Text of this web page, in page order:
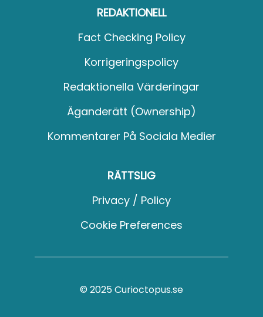
REDAKTIONELL
Fact Checking Policy
Korrigeringspolicy
Redaktionella Värderingar
Äganderätt (Ownership)
Kommentarer På Sociala Medier
RÄTTSLIG
Privacy / Policy
Cookie Preferences
© 2025 Curioctopus.se